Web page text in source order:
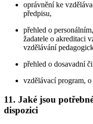
oprávnění ke
předpisu,
přehled o
žadatele o akreditaci
vzdělávání
přehled o dosavadní
vzdělávací program, o
11. Jaké jsou
dispozici